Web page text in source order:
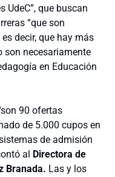
UdeC”, que buscan
“que son
decir, que hay más
son necesariamente
en Educación
90 ofertas
de 5.000 cupos en
de admisión
al Directora de
Branada. Las y los